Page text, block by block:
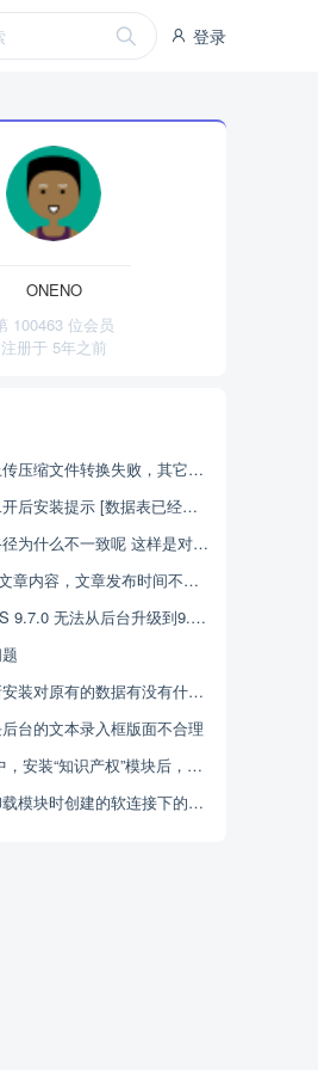
登录
ONENO
100463 位会员
注册于 5年之前
转换失败，其它文件正常。是什么问题。
经存在，您之前应该有安装过本系统，继续安装请选择清空现有数据]
为什么不一致呢 这样是对的吗
，文章发布时间不显示，怎么处理呢
无法从后台升级到9.8、9.9、10.0吗？
对原有的数据有没有什么影响
台的文本录入框版面不合理
“知识产权”模块后，系统500报错
时创建的软连接下的文件会被删除